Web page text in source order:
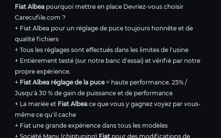
Fiat Albea pourquoi mettre en place Devriez-vous choisir
Carecufile.com ?
+ Fiat Albea pour un réglage de puce toujours honnête et de
qualité fichiers
+ Tous les réglages sont effectués dans les limites de l'usine
+ Entièrement testé (sur notre banc d'essai) et vérifié par notre
propre expérience.
+ Fiat Albea réglage de la puce= haute performance. 25% /
Jusqu'à 30 % de gain de puissance et de performance
+ La mariée et Fiat Albea ce que vous y gagnez voyez par vous-
même ce qu'il cache
+ Fiat une grande expérience dans tous les modèles
+ Société Many (chiptuning) Fiat pour des modifications de